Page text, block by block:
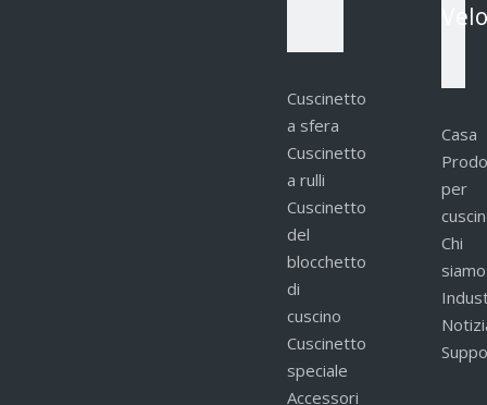
Cuscinetto
a sfera
Cuscinetto
a rulli
Cuscinetto
del
blocchetto
di
cuscino
Cuscinetto
speciale
Accessori
Casa
per
Chi
siamo